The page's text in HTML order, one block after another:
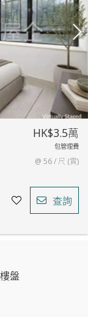
HK$3.5萬
包管理費
@ 56 / 尺 (實)
查詢
盤